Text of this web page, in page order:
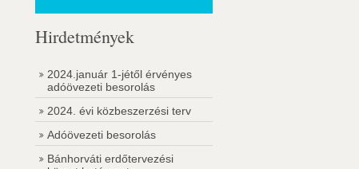
Hirdetmények
2024.január 1-jétől érvényes
adóövezeti besorolás
2024. évi közbeszerzési terv
Adóövezeti besorolás
Bánhorváti erdőtervezési